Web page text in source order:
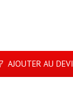
AJOUTER AU